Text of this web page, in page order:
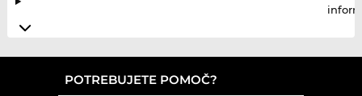
POTREBUJETE POMOČ?